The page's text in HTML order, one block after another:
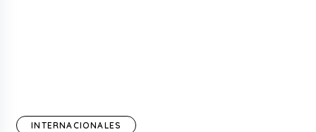
INTERNACIONALES